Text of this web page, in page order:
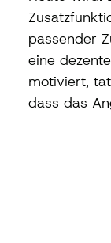
passender
eine
motiviert,
dass das